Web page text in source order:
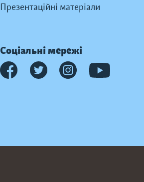
Презентаційні матеріали
Соціальні мережі